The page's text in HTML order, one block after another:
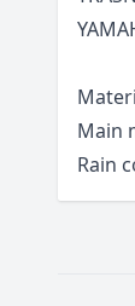
Main
Rain